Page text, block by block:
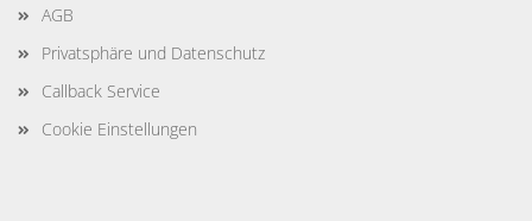
AGB
Privatsphäre und Datenschutz
Callback Service
Cookie Einstellungen